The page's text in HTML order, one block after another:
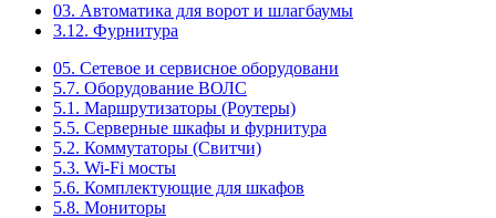
03. Автоматика для ворот и шлагбаумы
3.12. Фурнитура
05. Сетевое и сервисное оборудовани
5.7. Оборудование ВОЛС
5.1. Маршрутизаторы (Роутеры)
5.5. Серверные шкафы и фурнитура
5.2. Коммутаторы (Свитчи)
5.3. Wi-Fi мосты
5.6. Комплектующие для шкафов
5.8. Мониторы